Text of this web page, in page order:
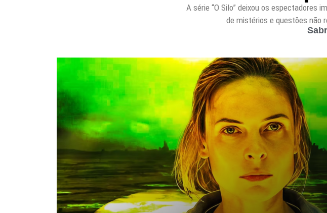
A série “O Silo” deixou os espectadores
de mistérios e questões não